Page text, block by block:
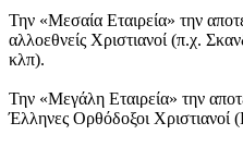
Την «Μεσαία Εταιρεία» την
αλλοεθνείς Χριστιανοί (π.χ.
κλπ).
Την «Μεγάλη Εταιρεία» την
Έλληνες Ορθόδοξοι Χριστιανοί